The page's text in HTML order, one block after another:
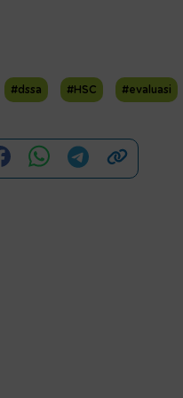
#dssa #HSC #evaluasi